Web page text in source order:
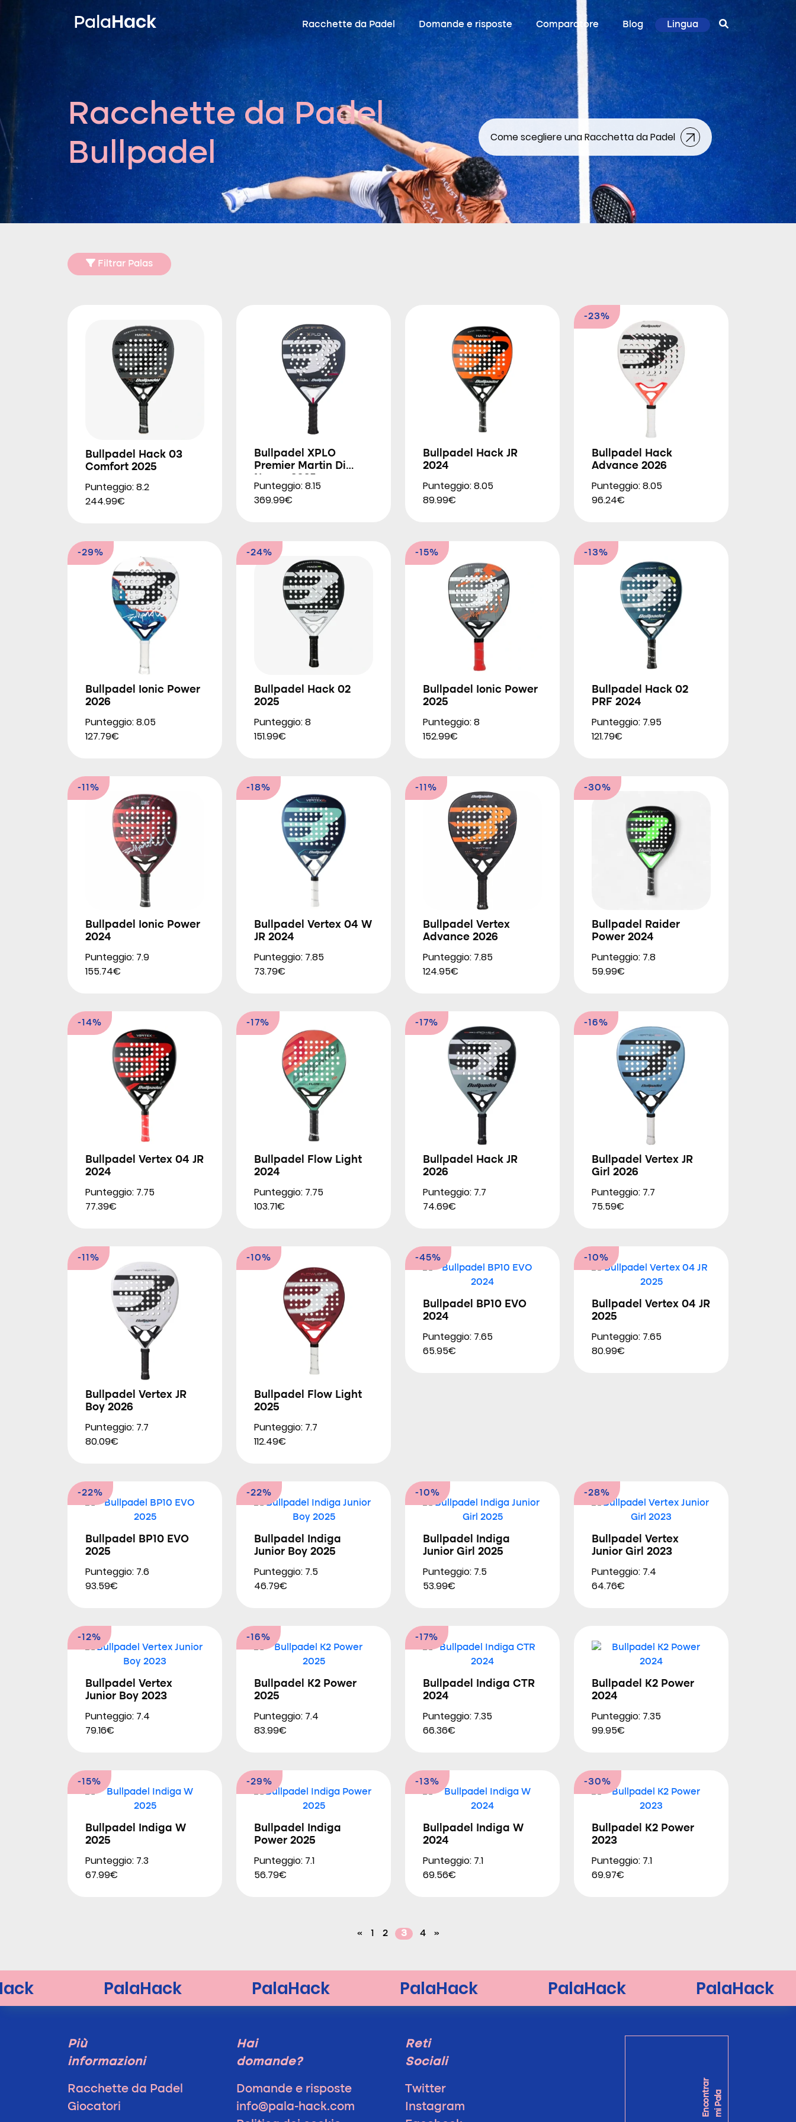
PalaHack Racchette da Padel Domande e risposte Comparatore Blog Lingua
Racchette da Padel
Bullpadel
Come scegliere una Racchetta da Padel
Filtrar Palas
Bullpadel Hack 03
Comfort 2025
Punteggio: 8.2
244.99€
Bullpadel XPLO
Premier Martin Di
Punteggio: 8.15
369.99€
Bullpadel Hack JR
2024
Punteggio: 8.05
89.99€
-23%
Bullpadel Hack
Advance 2026
Punteggio: 8.05
96.24€
-29%
Bullpadel Ionic Power
2026
Punteggio: 8.05
127.79€
-24%
Bullpadel Hack 02
2025
Punteggio: 8
151.99€
-15%
Bullpadel Ionic Power
2025
Punteggio: 8
152.99€
-13%
Bullpadel Hack 02
PRF 2024
Punteggio: 7.95
121.79€
-11%
Bullpadel Ionic Power
2024
Punteggio: 7.9
155.74€
-18%
Bullpadel Vertex 04 W
JR 2024
Punteggio: 7.85
73.79€
-11%
Bullpadel Vertex
Advance 2026
Punteggio: 7.85
124.95€
-30%
Bullpadel Raider
Power 2024
Punteggio: 7.8
59.99€
-14%
Bullpadel Vertex 04 JR
2024
Punteggio: 7.75
77.39€
-17%
Bullpadel Flow Light
2024
Punteggio: 7.75
103.71€
-17%
Bullpadel Hack JR
2026
Punteggio: 7.7
74.69€
-16%
Bullpadel Vertex JR
Girl 2026
Punteggio: 7.7
75.59€
-11%
Bullpadel Vertex JR
Boy 2026
Punteggio: 7.7
80.09€
-10%
Bullpadel Flow Light
2025
Punteggio: 7.7
112.49€
-45%
Bullpadel BP10 EVO
2024
Punteggio: 7.65
65.95€
-10%
Bullpadel Vertex 04 JR
2025
Punteggio: 7.65
80.99€
-22%
Bullpadel BP10 EVO
2025
Punteggio: 7.6
93.59€
-22%
Bullpadel Indiga
Junior Boy 2025
Punteggio: 7.5
46.79€
-10%
Bullpadel Indiga
Junior Girl 2025
Punteggio: 7.5
53.99€
-28%
Bullpadel Vertex
Junior Girl 2023
Punteggio: 7.4
64.76€
-12%
Bullpadel Vertex
Junior Boy 2023
Punteggio: 7.4
79.16€
-16%
Bullpadel K2 Power
2025
Punteggio: 7.4
83.99€
-17%
Bullpadel Indiga CTR
2024
Punteggio: 7.35
66.36€
Bullpadel K2 Power
2024
Punteggio: 7.35
99.95€
-15%
Bullpadel Indiga W
2025
Punteggio: 7.3
67.99€
-29%
Bullpadel Indiga
Power 2025
Punteggio: 7.1
56.79€
-13%
Bullpadel Indiga W
2024
Punteggio: 7.1
69.56€
-30%
Bullpadel K2 Power
2023
Punteggio: 7.1
69.97€
« 1 2 3 4 »
Più
informazioni
Racchette da Padel
Giocatori
Hai
domande?
Domande e risposte
info@pala-hack.com
Reti
Sociali
Twitter
Instagram